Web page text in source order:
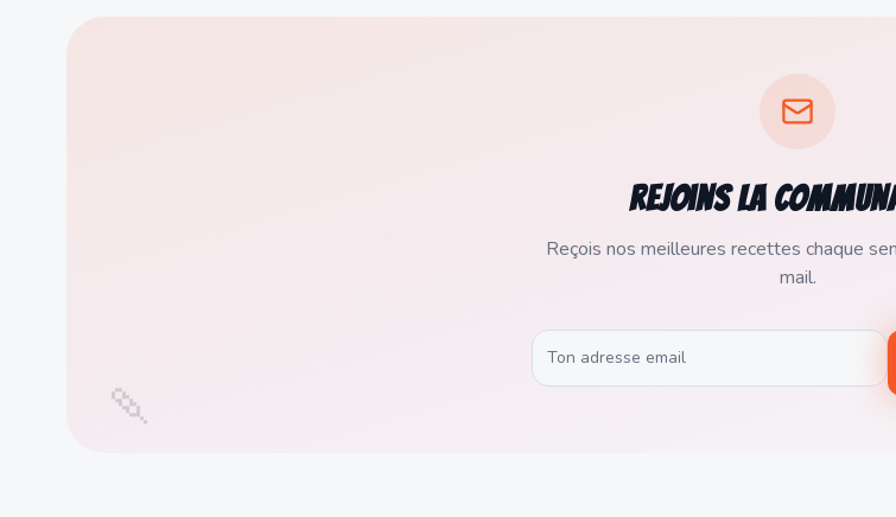
🍡
Rejoins la
Reçois nos meilleures recettes chaque
mail.